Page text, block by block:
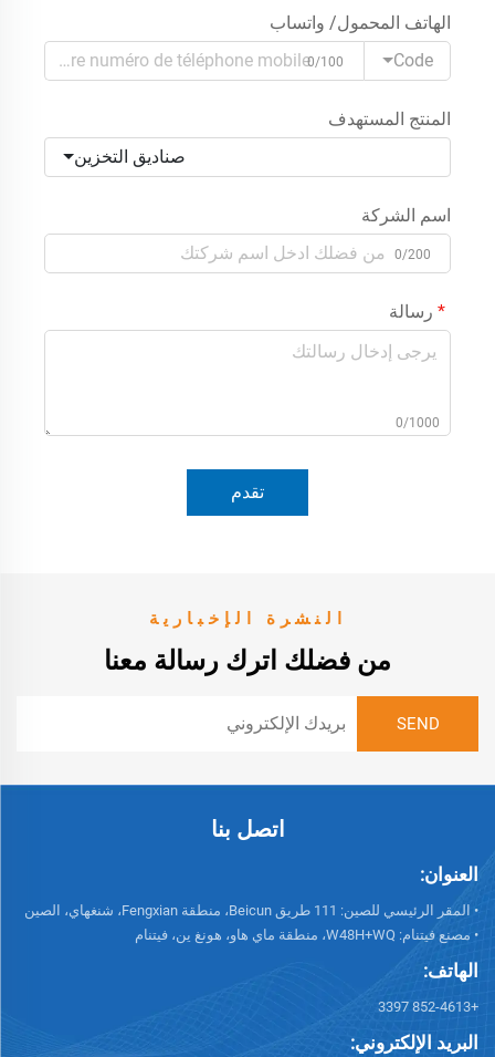
الهاتف المحمول/ واتساب
Code
0/100
المنتج المستهدف
صناديق التخزين
اسم الشركة
0/200
رسالة
0/1000
تقدم
النشرة الإخبارية
من فضلك اترك رسالة معنا
اتصل بنا
العنوان:
• المقر الرئيسي للصين: 111 طريق Beicun، منطقة Fengxian، شنغهاي، الصين
• مصنع فيتنام: W48H+WQ، منطقة ماي هاو، هونغ ين، فيتنام
الهاتف:
+852-4613 3397
البريد الإلكتروني: